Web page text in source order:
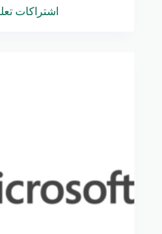
اشتراكات